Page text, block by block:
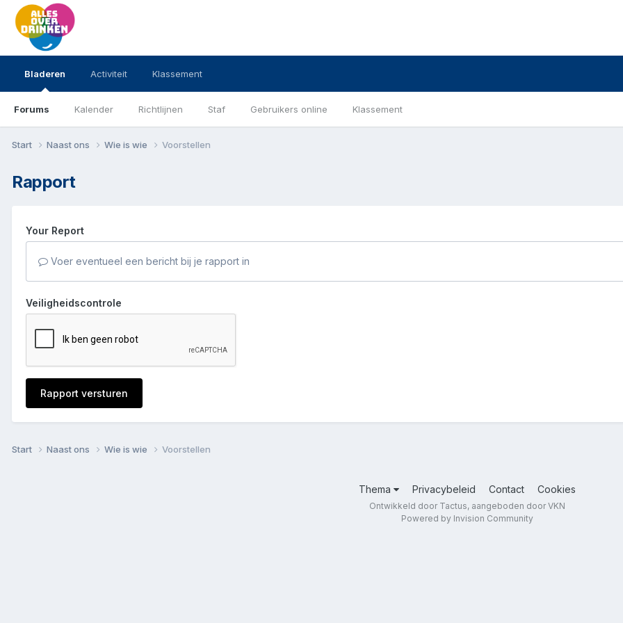
Bladeren
Forums Kalender Richtlijnen Staf Gebruikers online Klassement
Activiteit Klassement
Start Naast ons Wie is wie Voorstellen
Rapport
Your Report
Voer eventueel een bericht bij je rapport in
Veiligheidscontrole
Rapport versturen
Start Naast ons Wie is wie Voorstellen
Thema Privacybeleid Contact Cookies
Ontwikkeld door Tactus, aangeboden door VKN
Powered by Invision Community